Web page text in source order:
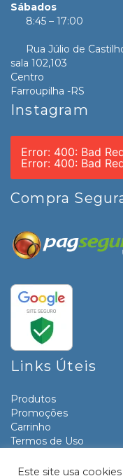
Sábados
8:45 – 17:00
Rua Júlio de
sala 102,103
Centro
Farroupilha -RS
Instagram
Error: 400: Bad
Error: 400: Bad
Compra
Links Úteis
Produtos
Promoções
Carrinho
Termos de Uso
Contato
Este site usa